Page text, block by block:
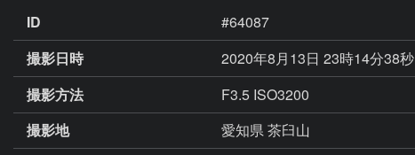
ID
#64087
撮影日時
2020年8月13日 23時14分38秒
撮影方法
F3.5 ISO3200
撮影地
愛知県 茶臼山